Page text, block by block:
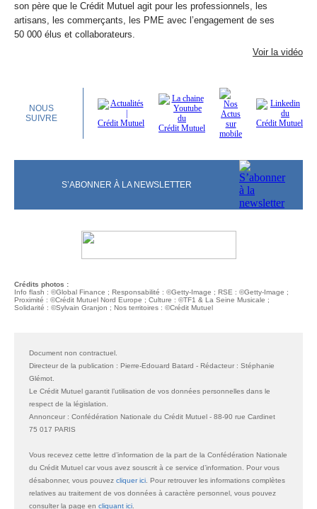
son père que le Crédit Mutuel agit pour les professionnels, les
artisans, les commerçants, les PME avec l’engagement de ses
50 000 élus et collaborateurs.
Voir la vidéo
NOUS
SUIVRE
S’ABONNER À LA NEWSLETTER
Crédits photos :
Info flash : ©Global Finance ; Responsabilité : ©Getty-Image ; RSE : ©Getty-Image ;
Proximité : ©Crédit Mutuel Nord Europe ; Culture : ©TF1 & La Seine Musicale ;
Solidarité : ©Sylvain Granjon ; Nos territoires : ©Crédit Mutuel
Document non contractuel.
Directeur de la publication : Pierre-Edouard Batard - Rédacteur : Stéphanie
Glémot.
Le Crédit Mutuel garantit l’utilisation de vos données personnelles dans le
respect de la législation.
Annonceur : Confédération Nationale du Crédit Mutuel - 88-90 rue Cardinet
75 017 PARIS
Vous recevez cette lettre d’information de la part de la Confédération Nationale
du Crédit Mutuel car vous avez souscrit à ce service d’information. Pour vous
désabonner, vous pouvez cliquer ici. Pour retrouver les informations complètes
relatives au traitement de vos données à caractère personnel, vous pouvez
consulter la page en cliquant ici.